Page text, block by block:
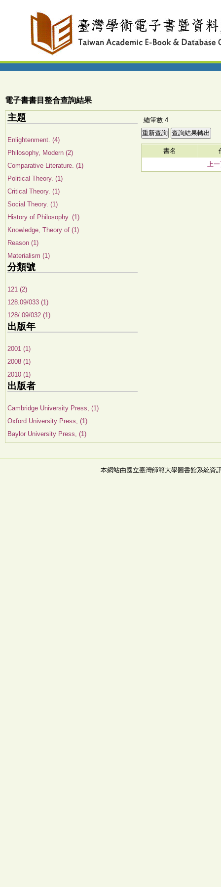
電子書書目整合查詢結果
主題
Enlightenment. (4)
Philosophy, Modern (2)
Comparative Literature. (1)
Political Theory. (1)
Critical Theory. (1)
Social Theory. (1)
History of Philosophy. (1)
Knowledge, Theory of (1)
Reason (1)
Materialism (1)
分類號
121 (2)
128.09/033 (1)
128/.09/032 (1)
出版年
2001 (1)
2008 (1)
2010 (1)
出版者
Cambridge University Press, (1)
Oxford University Press, (1)
Baylor University Press, (1)
總筆數:4
書名
上
本網站由國立臺灣師範大學圖書館系統資